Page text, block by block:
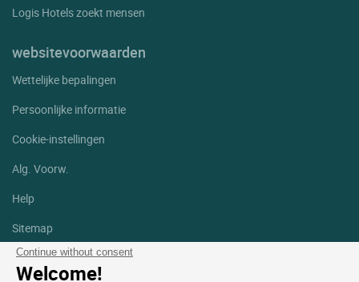
Continue without consent
Welcome!
Logis Hotels zoekt mensen
websitevoorwaarden
Wettelijke bepalingen
Persoonlijke informatie
Cookie-instellingen
Alg. Voorw.
Help
Sitemap
Foto's